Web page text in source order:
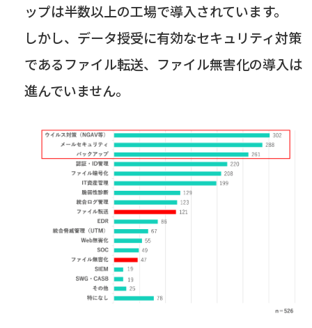
ップは半数以上の工場で導入されています。
しかし、データ授受に有効なセキュリティ対策
であるファイル転送、ファイル無害化の導入は
進んでいません。